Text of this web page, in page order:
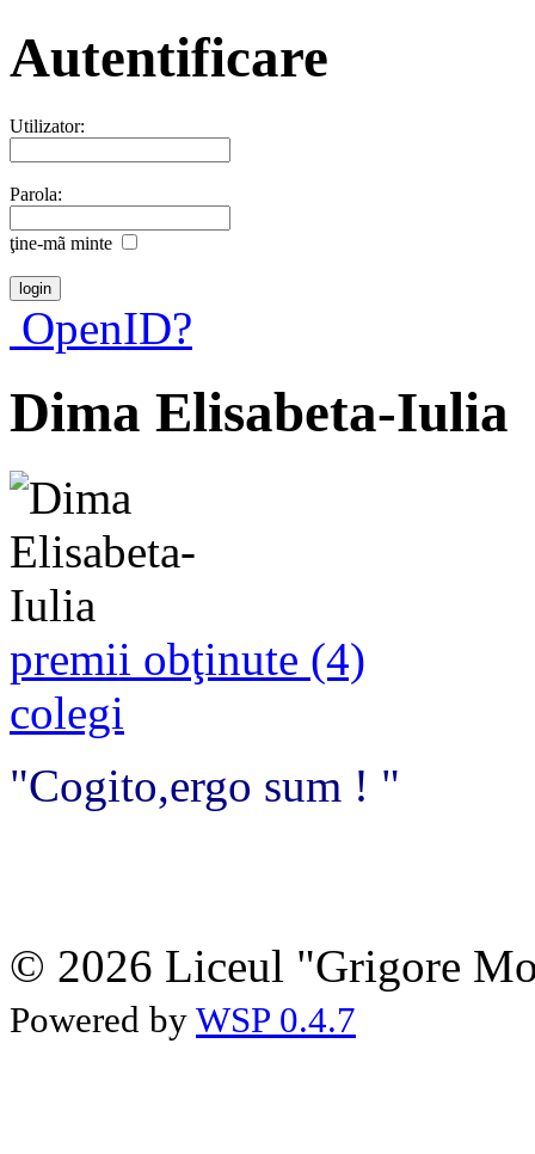
Autentificare
Utilizator:
Parola:
ţine-mã minte
OpenID?
Dima Elisabeta-Iulia
premii obţinute (4)
colegi
"Cogito,ergo sum ! "
© 2026 Liceul "Grigore
Powered by WSP 0.4.7